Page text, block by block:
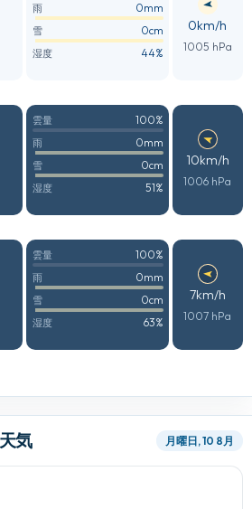
雨 0mm
雪 0cm
湿度 44%
0km/h
1005 hPa
雲量 100%
雨 0mm
雪 0cm
湿度 51%
10km/h
1006 hPa
雲量 100%
雨 0mm
雪 0cm
湿度 63%
7km/h
1007 hPa
気 月曜日, 10 8月